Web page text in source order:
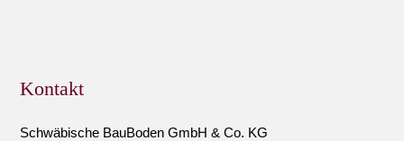
Kontakt
Schwäbische BauBoden GmbH & Co. KG